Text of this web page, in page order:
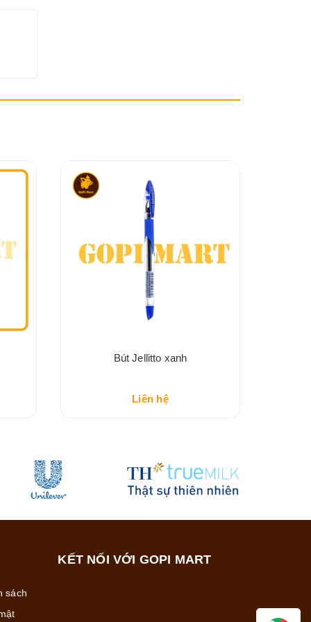
Bút Jellitto xanh
Liên hệ
sách
KẾT NỐI VỚI GOPI MART